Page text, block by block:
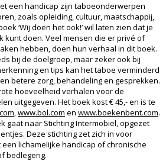
een handicap zijn taboeonderwerpen
zoals opleiding, cultuur, maatschappij,
‘Wij doen het ook!’ wil laten zien dat je
kunt doen. Veel mensen die er privé of
hebben, doen hun verhaal in dit boek.
bij de doelgroep, maar zeker ook bij
en tips kan het taboe verminderd
betere zorg, behandeling en gesprekken.
hoeveelheid verhalen voor de
uitgegeven. Het boek kost € 45,- en is te
,www.bol.com en www.boekenbent.com.
gaat naar Stichting Intermobiel, opgezet
Deze stichting zet zich in voor
lichamelijke handicap of chronische
bedlegerig.